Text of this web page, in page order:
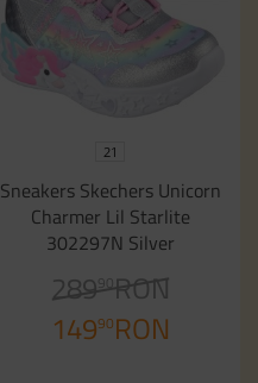
21
Sneakers Skechers Unicorn
Charmer Lil Starlite
302297N Silver
289 90RON
14990RON